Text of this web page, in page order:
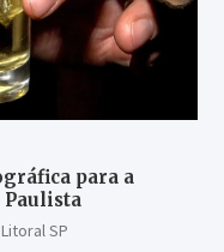
para a
Paulista
SP